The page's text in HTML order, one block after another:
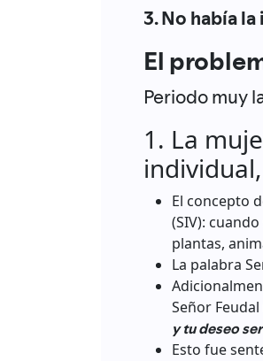
3. No había
El
Periodo muy
1. La
El concepto
(SIV):
plantas,
La palabra
Señor
y tu deseo
Esto fue